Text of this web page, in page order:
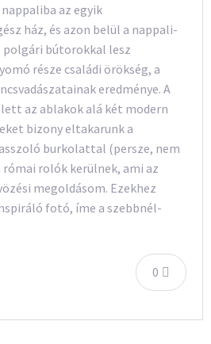
az egyik
ház, és azon belül a nappali-
polgári bútorokkal lesz
része családi örökség, a
eredménye. A
az ablakok alá két modern
bizony eltakarunk a
burkolattal (persze, nem
római rolók kerülnek, ami az
megoldásom. Ezekhez
fotó, íme a szebbnél-
0